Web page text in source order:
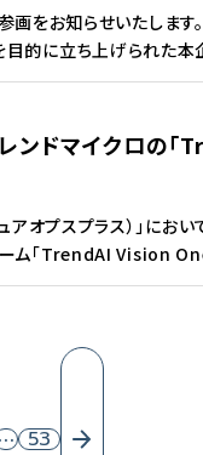
をお知らせいたしま
目的に立ち上げられた
ンドマイクロの
プスプラス）」にお
ーム「TrendAI Vision
53